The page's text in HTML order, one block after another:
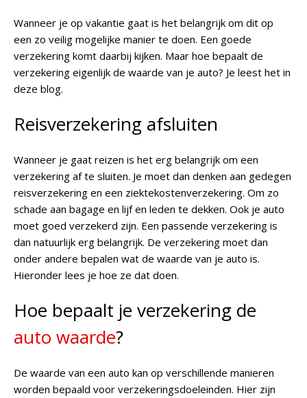
Wanneer je op vakantie gaat is het belangrijk om dit op
een zo veilig mogelijke manier te doen. Een goede
verzekering komt daarbij kijken. Maar hoe bepaalt de
verzekering eigenlijk de waarde van je auto? Je leest het in
deze blog.
Reisverzekering afsluiten
Wanneer je gaat reizen is het erg belangrijk om een
verzekering af te sluiten. Je moet dan denken aan gedegen
reisverzekering en een ziektekostenverzekering. Om zo
schade aan bagage en lijf en leden te dekken. Ook je auto
moet goed verzekerd zijn. Een passende verzekering is
dan natuurlijk erg belangrijk. De verzekering moet dan
onder andere bepalen wat de waarde van je auto is.
Hieronder lees je hoe ze dat doen.
Hoe bepaalt je verzekering de
auto waarde?
De waarde van een auto kan op verschillende manieren
worden bepaald voor verzekeringsdoeleinden. Hier zijn